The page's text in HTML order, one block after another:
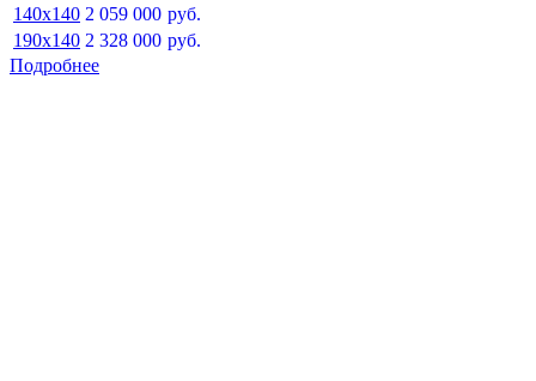
140x140 2 059 000 руб.
190x140 2 328 000 руб.
Подробнее